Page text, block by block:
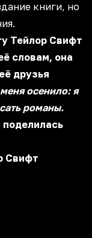
книги, но
Тейлор Свифт
словам, она
друзья
осенило: я
романы.
поделилась
Свифт